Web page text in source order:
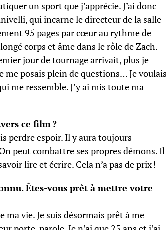
un sport que j’apprécie. J’ai donc
qui incarne le directeur de la salle
95 pages par cœur au rythme de
corps et âme dans le rôle de Zach.
jour de tournage arrivait, plus je
me posais plein de questions… Je voulais
me ressemble. J’y ai mis toute ma
ce film ?
perdre espoir. Il y aura toujours
peut combattre ses propres démons. Il
lire et écrire. Cela n’a pas de prix !
Êtes-vous prêt à mettre votre
vie. Je suis désormais prêt à me